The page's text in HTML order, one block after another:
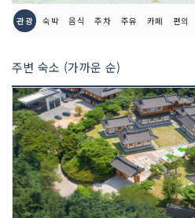
관광 숙박 음식 주차 주유 카페 편의
주변 숙소 (가까운 순)